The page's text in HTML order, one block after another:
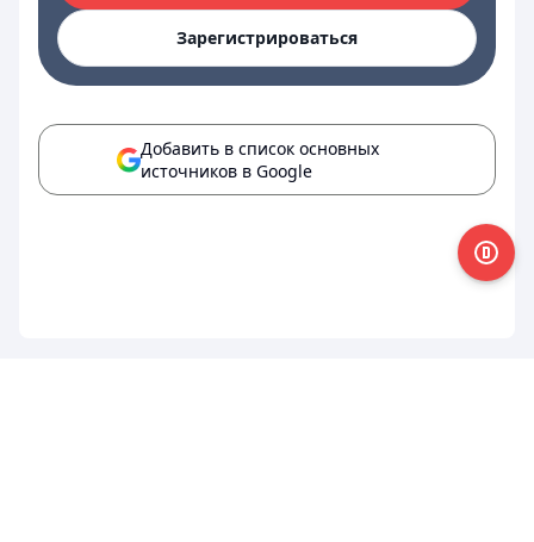
Зарегистрироваться
Добавить в список основных
источников в Google